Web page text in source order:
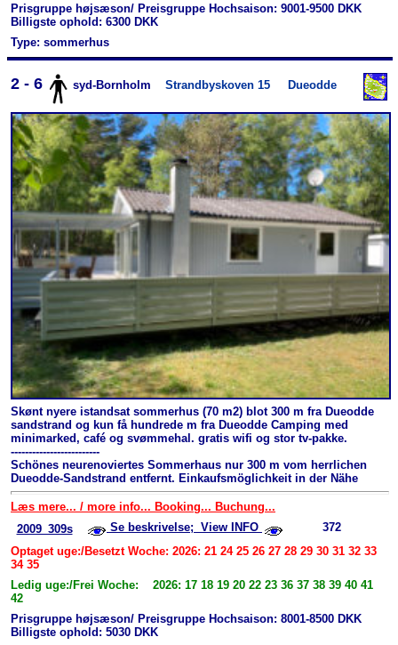
Prisgruppe højsæson/ Preisgruppe Hochsaison: 9001-9500 DKK
Billigste ophold: 6300 DKK
Type: sommerhus
2 - 6 syd-Bornholm Strandbyskoven 15 Dueodde
Skønt nyere istandsat sommerhus (70 m2) blot 300 m fra Dueodde
sandstrand og kun få hundrede m fra Dueodde Camping med
minimarked, café og svømmehal. gratis wifi og stor tv-pakke.
-------------------------
Schönes neurenoviertes Sommerhaus nur 300 m vom herrlichen
Dueodde-Sandstrand entfernt. Einkaufsmöglichkeit in der Nähe
Læs mere... / more info... Booking... Buchung...
2009_309s
Se beskrivelse; View INFO
372
Optaget uge:/Besetzt Woche: 2026: 21 24 25 26 27 28 29 30 31 32 33
34 35
Ledig uge:/Frei Woche: 2026: 17 18 19 20 22 23 36 37 38 39 40 41
42
Prisgruppe højsæson/ Preisgruppe Hochsaison: 8001-8500 DKK
Billigste ophold: 5030 DKK